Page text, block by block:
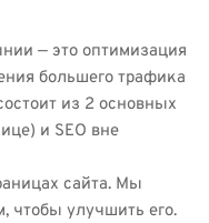
— это оптимизация
большего трафика
из 2 основных
и SEO вне
сайта. Мы
чтобы улучшить его.